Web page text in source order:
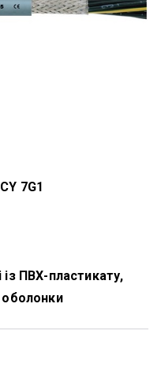
7G1
із ПВХ-пластикату,
оболонки